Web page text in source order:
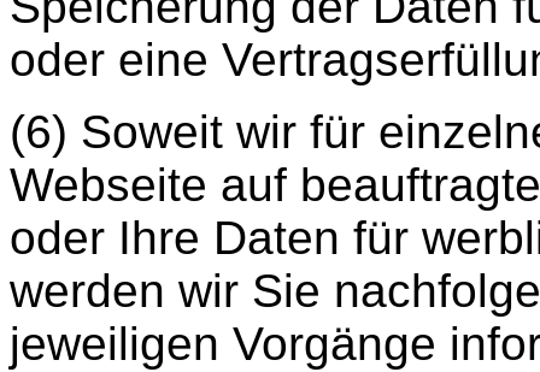
oder eine
(6) Soweit wir für
Webseite auf
oder Ihre Daten für
werden wir Sie
jeweiligen Vorgänge